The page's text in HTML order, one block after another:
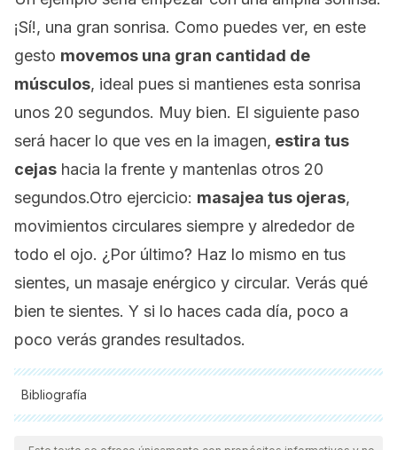
¡Sí!, una gran sonrisa. Como puedes ver, en este
gesto movemos una gran cantidad de
músculos, ideal pues si mantienes esta sonrisa
unos 20 segundos. Muy bien. El siguiente paso
será hacer lo que ves en la imagen, estira tus
cejas hacia la frente y mantenlas otros 20
segundos.Otro ejercicio: masajea tus ojeras,
movimientos circulares siempre y alrededor de
todo el ojo. ¿Por último? Haz lo mismo en tus
sientes, un masaje enérgico y circular. Verás qué
bien te sientes. Y si lo haces cada día, poco a
poco verás grandes resultados.
Bibliografía
Todas las fuentes citadas fueron revisadas a profundidad por
nuestro equipo, para asegurar su calidad, confiabilidad,